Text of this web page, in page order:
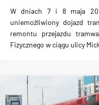
W dniach 7 i 8 maja
uniemożliwiony dojazd
remontu przejazdu
Fizycznego w ciągu ulicy